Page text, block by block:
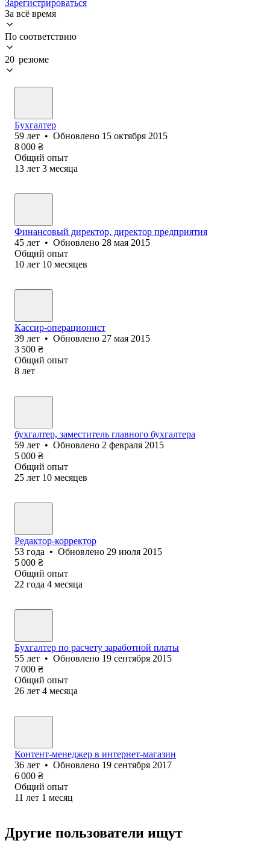
Зарегистрироваться
За всё время
По соответствию
20 резюме
Бухгалтер
59 лет • Обновлено 15 октября 2015
8 000 ₴
Общий опыт
13 лет 3 месяца
Финансовый директор, директор предприятия
45 лет • Обновлено 28 мая 2015
Общий опыт
10 лет 10 месяцев
Кассир-операционист
39 лет • Обновлено 27 мая 2015
3 500 ₴
Общий опыт
8 лет
бухгалтер, заместитель главного бухгалтера
59 лет • Обновлено 2 февраля 2015
5 000 ₴
Общий опыт
25 лет 10 месяцев
Редактор-корректор
53 года • Обновлено 29 июля 2015
5 000 ₴
Общий опыт
22 года 4 месяца
Бухгалтер по расчету заработной платы
55 лет • Обновлено 19 сентября 2015
7 000 ₴
Общий опыт
26 лет 4 месяца
Контент-менеджер в интернет-магазин
36 лет • Обновлено 19 сентября 2017
6 000 ₴
Общий опыт
11 лет 1 месяц
Другие пользователи ищут